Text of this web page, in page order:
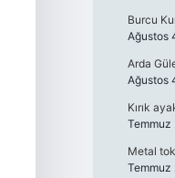
Burcu
Ağustos
Arda
Ağustos
Kırık
Temmuz
Metal
Temmuz